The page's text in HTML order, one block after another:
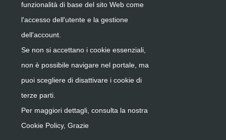
Sign in
Copyright, Ste.ma di De Sanctis Saverio e c. Sas - Via
funzionalità di base del sito Web come
l'accesso dell'utente e la gestione
dell'account.
Se non si accettano i cookie essenziali,
non è possibile navigare nel portale, ma
puoi scegliere di disattivare i cookie di
terze parti.
Per maggiori dettagli, consulta la nostra
Cookie Policy, Grazie